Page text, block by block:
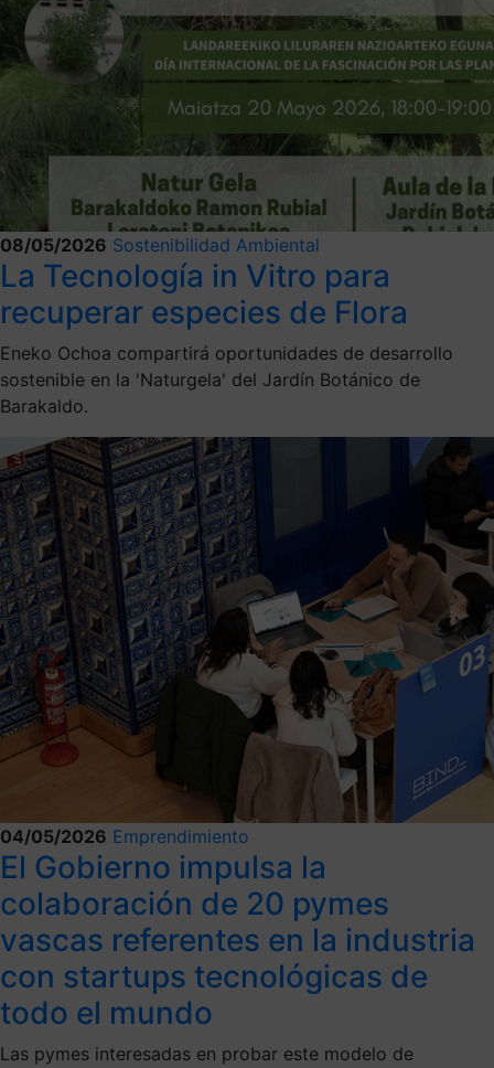
08/05/2026 Sostenibilidad Ambiental
La Tecnología in Vitro para
recuperar especies de Flora
Eneko Ochoa compartirá oportunidades de desarrollo
sostenible en la 'Naturgela' del Jardín Botánico de
Barakaldo.
04/05/2026 Emprendimiento
El Gobierno impulsa la
colaboración de 20 pymes
vascas referentes en la industria
con startups tecnológicas de
todo el mundo
Las pymes interesadas en probar este modelo de